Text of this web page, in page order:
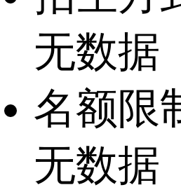
无数据
名额限
无数据